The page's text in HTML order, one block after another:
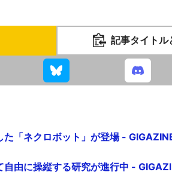
記事タイトル
「ネクロボット」が登場 -
自由に操縦する研究が進行中 -